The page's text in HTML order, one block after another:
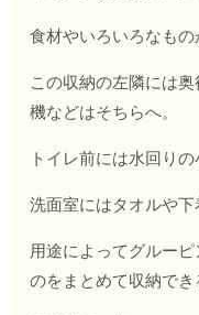
食材やいろいろなもの
この収納の左隣には
機などはそちらへ。
トイレ前には水回り
洗面室にはタオルや
用途によってグルー
のをまとめて収納でき